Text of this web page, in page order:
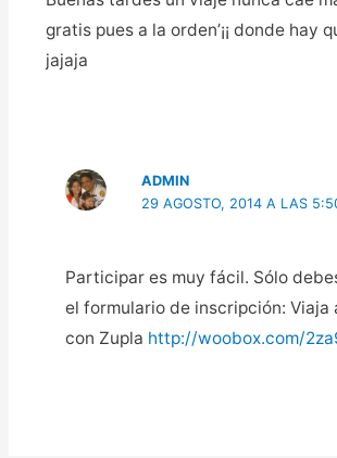
gratis pues a la orden’¡¡ donde hay
jajaja
ADMIN
29 AGOSTO, 2014 A LAS
Participar es muy fácil. Sólo
el formulario de inscripción: Viaja
con Zupla http://woobox.com/